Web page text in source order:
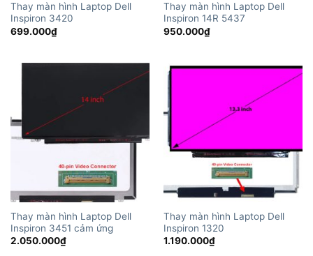
Thay màn hình Laptop Dell
Inspiron 3420
699.000₫
Thay màn hình Laptop Dell
Inspiron 14R 5437
950.000₫
Thay màn hình Laptop Dell
Inspiron 3451 cảm ứng
2.050.000₫
Thay màn hình Laptop Dell
Inspiron 1320
1.190.000₫